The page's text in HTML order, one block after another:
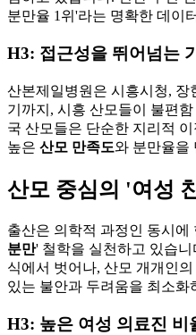
분만율 1위'라는 명확한 데이
H3: 접근성을 뛰어넘는
산본제일병원은 시흥시청, 장
기까지, 시흥 산모들이 불편
국 산모들은 단순한 지리적
높은 산모 만족도와 분만율을
산모 중심의 '여성
출산은 의학적 과정인 동시
분만' 철학을 실천하고 있습
식에서 벗어나, 산모 개개인
있는 불안과 두려움을 최소
H3: 높은 여성 의료진 비